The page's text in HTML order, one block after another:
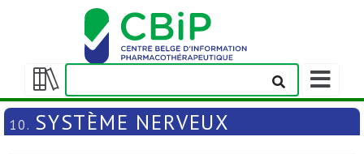
Afficher/masquer
la
table
Afficher/
la
barre
navigation
10. SYSTÈME NERVEUX